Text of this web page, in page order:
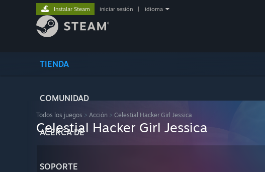
TIENDA
COMUNIDAD
ACERCA DE
SOPORTE
Instalar Steam iniciar sesión idioma
Todos los juegos > Acción > Celestial Hacker Girl Jessica
Celestial Hacker Girl Jessica